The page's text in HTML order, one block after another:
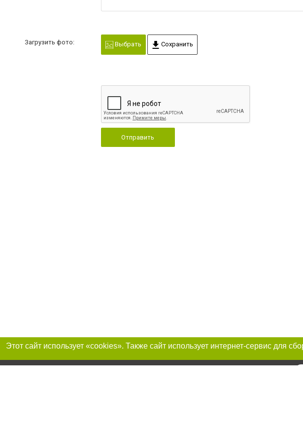
Загрузить фото: Выбрать Сохранить
Отправить